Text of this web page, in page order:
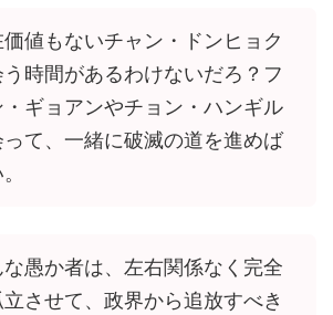
値もないチャン・ドンヒョク
う時間があるわけないだろ？フ
・ギョアンやチョン・ハンギル
って、一緒に破滅の道を進めば
な愚か者は、左右関係なく完全
立させて、政界から追放すべき